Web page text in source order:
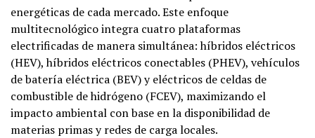
energéticas de cada mercado. Este enfoque
multitecnológico integra cuatro plataformas
electrificadas de manera simultánea: híbridos eléctricos
(HEV), híbridos eléctricos conectables (PHEV), vehículos
de batería eléctrica (BEV) y eléctricos de celdas de
combustible de hidrógeno (FCEV), maximizando el
impacto ambiental con base en la disponibilidad de
materias primas y redes de carga locales.